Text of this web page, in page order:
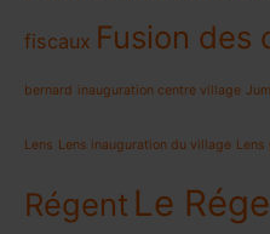
fiscaux Fusion des
bernard inauguration centre village
Lens Lens inauguration du village Lens
Régent Le